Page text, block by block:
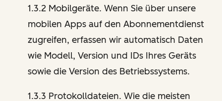
1.3.2 Mobilgeräte. Wenn Sie über unsere
mobilen Apps auf den Abonnementdienst
zugreifen, erfassen wir automatisch Daten
wie Modell, Version und IDs Ihres Geräts
sowie die Version des Betriebssystems.
1.3.3 Protokolldateien. Wie die meisten